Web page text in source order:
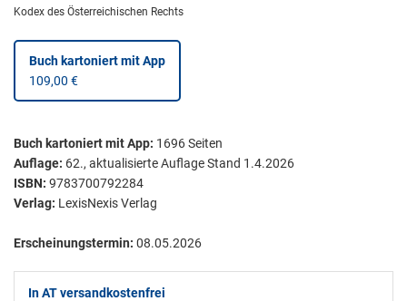
Kodex des Österreichischen Rechts
Buch kartoniertmit App
109,00 €
Buch kartoniertmit App: 1696Seiten
Auflage: 62., aktualisierte Auflage Stand 1.4.2026
ISBN: 9783700792284
Verlag: LexisNexis Verlag
Erscheinungstermin: 08.05.2026
In AT versandkostenfrei